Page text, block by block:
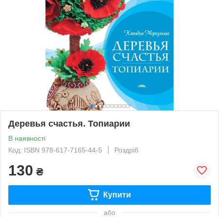
Деревья счастья. Топиарии
В наявності
Код: ISBN 978-617-7165-44-5
Роздріб
130 ₴
Купити
або